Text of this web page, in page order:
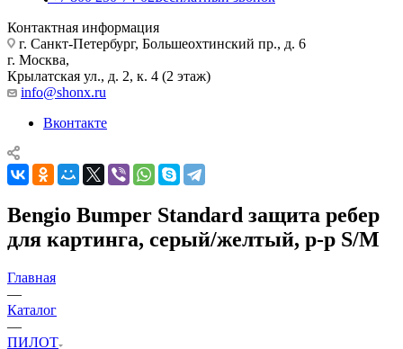
Контактная информация
г. Санкт-Петербург, Большеохтинский пр., д. 6
г. Москва,
Крылатская ул., д. 2, к. 4 (2 этаж)
info@shonx.ru
Вконтакте
Bengio Bumper Standard защита ребер
для картинга, серый/желтый, р-р S/M
Главная
—
Каталог
—
ПИЛОТ